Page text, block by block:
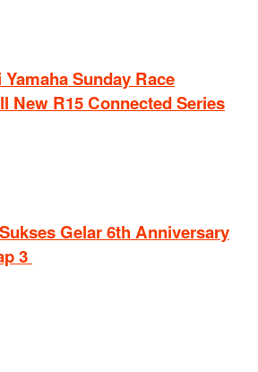
Sunday Race
New R15 Connected Series
Gelar 6th Anniversary
3